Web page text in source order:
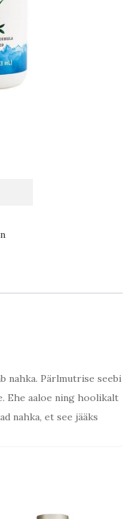
nahka. Pärlmutrise seebi
Ehe aaloe ning hoolikalt
nahka, et see jääks